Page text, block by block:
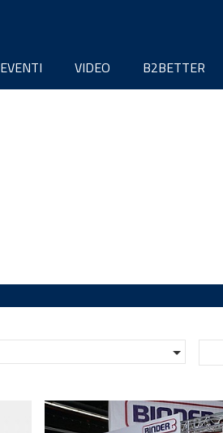
EVENTI VIDEO B2BETTER